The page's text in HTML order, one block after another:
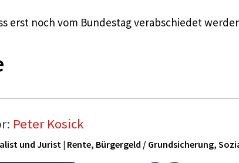
erst noch vom Bundestag verabschiedet
Peter Kosick
und Jurist | Rente, Bürgergeld / Grundsicherung,